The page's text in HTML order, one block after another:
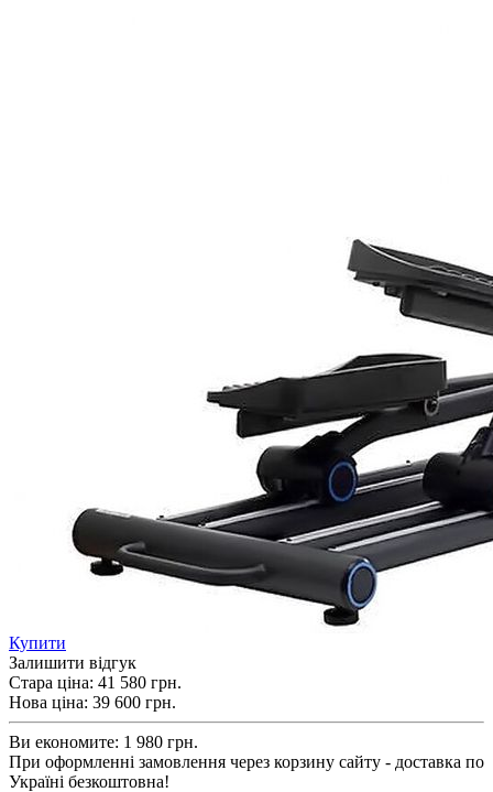
Купити
Залишити відгук
Стара ціна: 41 580 грн.
Нова ціна: 39 600 грн.
Ви економите: 1 980 грн.
При оформленні замовлення через корзину сайту - доставка по
Україні безкоштовна!